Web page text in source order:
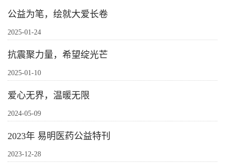
公益为笔，绘就大爱长卷
2025-01-24
抗震聚力量，希望绽光芒
2025-01-10
爱心无界，温暖无限
2024-05-09
2023年 易明医药公益特刊
2023-12-28